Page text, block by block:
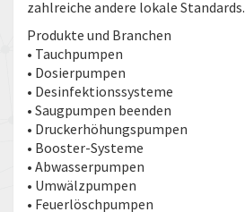
zahlreiche andere lokale Standards.
Produkte und Branchen
• Tauchpumpen
• Dosierpumpen
• Desinfektionssysteme
• Saugpumpen beenden
• Druckerhöhungspumpen
• Booster-Systeme
• Abwasserpumpen
• Umwälzpumpen
• Feuerlöschpumpen